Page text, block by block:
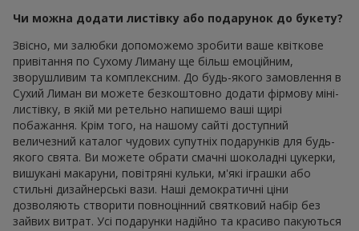
Чи можна додати листівку або подарунок до букету?
Звісно, ми залюбки допоможемо зробити ваше квіткове
привітання по Сухому Лиману ще більш емоційним,
зворушливим та комплексним. До будь-якого замовлення в
Сухий Лиман ви можете безкоштовно додати фірмову міні-
листівку, в якій ми ретельно напишемо ваші щирі
побажання. Крім того, на нашому сайті доступний
величезний каталог чудових супутніх подарунків для будь-
якого свята. Ви можете обрати смачні шоколадні цукерки,
вишукані макаруни, повітряні кульки, м'які іграшки або
стильні дизайнерські вази. Наші демократичні ціни
дозволяють створити повноцінний святковий набір без
зайвих витрат. Усі подарунки надійно та красиво пакуються